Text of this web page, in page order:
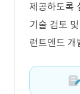
제공하도록
기술 검토
런트엔드 개